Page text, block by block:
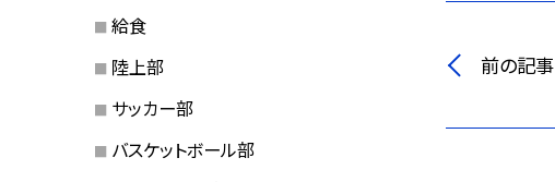
前の記事
給食
陸上部
サッカー部
バスケットボール部